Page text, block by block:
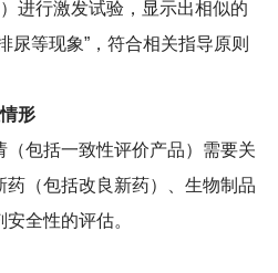
进行激发试验，显示出相似的
尿等现象”，符合相关指导原则
形
（包括一致性评价产品）需要关
（包括改良新药）、生物制品
全性的评估。